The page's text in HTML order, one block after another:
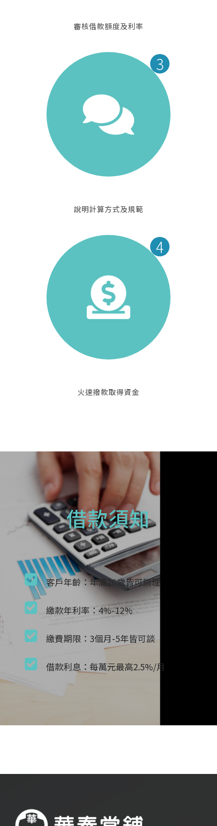
審核借款額度及利率
3
說明計算方式及規範
4
火速撥款取得資金
借款須知
客戶年齡：年滿20歲皆可辦理
繳款年利率：4%-12%
繳費期限：3個月-5年皆可談
借款利息：每萬元最高2.5%/月